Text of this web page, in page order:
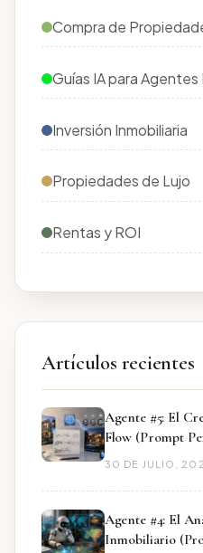
Compra de
Guías IA para Agentes
Inversión Inmobiliaria
Propiedades de Lujo
Rentas y ROI
Artículos recientes
Agente #5: El
Flow (Prompt
30 DE JULIO,
Agente #4: El
Inmobiliario